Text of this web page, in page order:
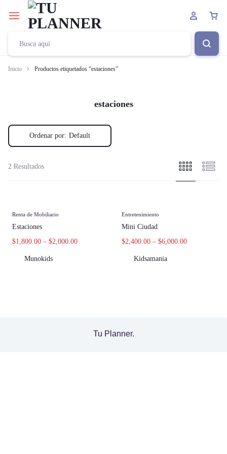
Inicio Productos etiquetados “estaciones”
estaciones
Ordenar por: Default
2 Resultados
Renta de Mobiliario
Estaciones
$1,800.00 – $2,000.00
Munokids
Entretenimiento
Mini Ciudad
$2,400.00 – $6,000.00
Kidsamania
Tu Planner.